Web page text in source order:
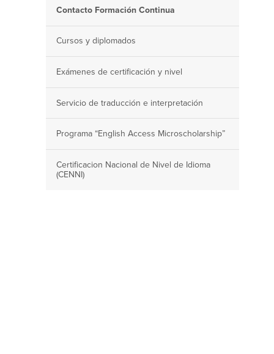
Contacto Formación Continua
Cursos y diplomados
Exámenes de certificación y nivel
Servicio de traducción e interpretación
Programa “English Access Microscholarship”
Certificacion Nacional de Nivel de Idioma
(CENNI)